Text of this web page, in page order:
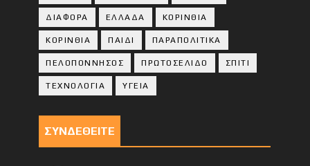
ΔΙΑΦΟΡΑ ΕΛΛΑΔΑ ΚΟΡΙΝΘΙΑ
ΚΟΡΙΝΘΙA ΠΑΙΔΙ ΠΑΡΑΠΟΛΙΤΙΚΑ
ΠΕΛΟΠΟΝΝΗΣΟΣ ΠΡΩΤΟΣΕΛΙΔΟ ΣΠΙΤΙ
ΤΕΧΝΟΛΟΓΙΑ ΥΓΕΙΑ
ΣΥΝΔΕΘΕΙΤΕ